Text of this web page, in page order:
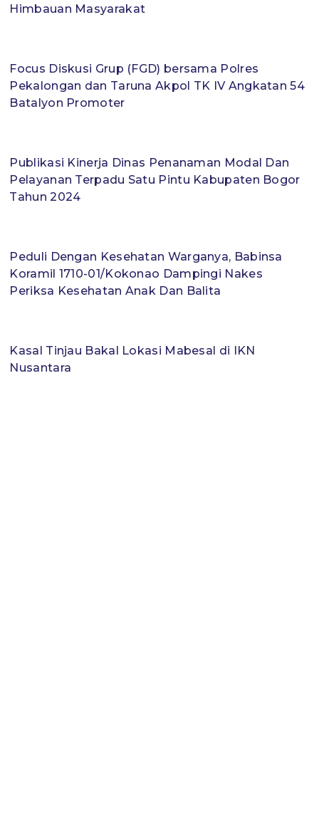
Himbauan Masyarakat
Focus Diskusi Grup (FGD) bersama Polres
Pekalongan dan Taruna Akpol TK IV Angkatan 54
Batalyon Promoter
Publikasi Kinerja Dinas Penanaman Modal Dan
Pelayanan Terpadu Satu Pintu Kabupaten Bogor
Tahun 2024
Peduli Dengan Kesehatan Warganya, Babinsa
Koramil 1710-01/Kokonao Dampingi Nakes
Periksa Kesehatan Anak Dan Balita
Kasal Tinjau Bakal Lokasi Mabesal di IKN
Nusantara